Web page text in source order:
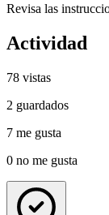
Revisa las
Actividad
78 vistas
2 guardados
7 me gusta
0 no me gusta